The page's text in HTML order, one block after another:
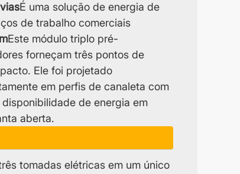
É uma solução de energia de
de trabalho comerciais
Este módulo triplo pré-
forneçam três pontos de
Ele foi projetado
em perfis de canaleta com
de energia em
aberta.
tomadas elétricas em um único